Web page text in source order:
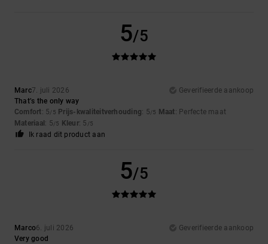
5/5
Marc7. juli 2026
Geverifieerde aankoop
That’s the only way
Comfort: 5/5 Prijs-kwaliteitverhouding: 5/5 Maat: Perfecte maat
Materiaal: 5/5 Kleur: 5 /5
Ik raad dit product aan
5/5
Marco6. juli 2026
Geverifieerde aankoop
Very good